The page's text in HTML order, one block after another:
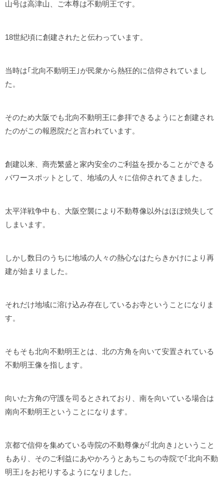
山号は高津山、ご本尊は不動明王です。
18世紀頃に創建されたと伝わっています。
当時は｢北向不動明王｣が民衆から熱狂的に信仰されていまし
た。
そのため大阪でも北向不動明王に参拝できるようにと創建され
たのがこの報恩院だと言われています。
創建以来、商売繁盛と家内安全のご利益を授かることができる
パワースポットとして、地域の人々に信仰されてきました。
太平洋戦争中も、大阪空襲により不動尊像以外はほぼ焼失して
しまいます。
しかし数日のうちに地域の人々の熱心なはたらきかけにより再
建が始まりました。
それだけ地域に溶け込み存在しているお寺ということになりま
す。
そもそも北向不動明王とは、北の方角を向いて安置されている
不動明王像を指します。
向いた方角の守護を司るとされており、南を向いている場合は
南向不動明王ということになります。
京都で信仰を集めている寺院の不動尊像が｢北向き｣ということ
もあり、そのご利益にあやかろうとあちこちの寺院で｢北向不動
明王｣をお祀りするようになりました。